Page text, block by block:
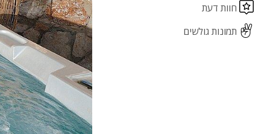
חוות דעת
תמונות גולשים